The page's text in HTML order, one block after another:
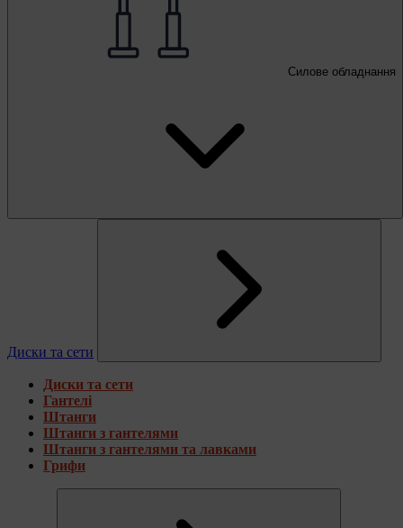
Силове обладнання
Диски та сети
Диски та сети
Гантелі
Штанги
Штанги з гантелями
Штанги з гантелями та лавками
Грифи